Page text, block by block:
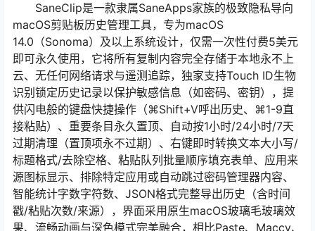
SaneClip是一款隶属SaneApps家族的极致隐私导向
macOS剪贴板历史管理工具，专为macOS
14.0（Sonoma）及以上系统设计，仅需一次性付费5美元
即可永久使用，它将所有复制内容完全存储于本地永不上
云、无任何网络请求与遥测追踪，独家支持Touch ID生物
识别锁定历史记录以保护敏感信息（如密码、密钥），提
供闪电般的键盘快捷操作（⌘Shift+V呼出历史、⌘1-9直
接粘贴）、重要条目永久置顶、自动按1小时/24小时/7天
过期清理（置顶项永不过期）、右键即时转换文本大小写/
标题格式/去除空格、粘贴队列批量顺序填充表单、应用来
源图标显示、排除特定应用或自动跳过密码管理器内容、
智能统计字数字符数、JSON格式完整导出历史（含时间
戳/粘贴次数/来源），界面采用原生macOS玻璃毛玻璃效
果、流畅动画与深色模式完美融合，相比Paste、Maccy、